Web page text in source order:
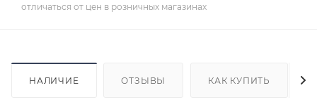
отличаться от цен в розничных магазинах
НАЛИЧИЕ ОТЗЫВЫ КАК КУПИТЬ